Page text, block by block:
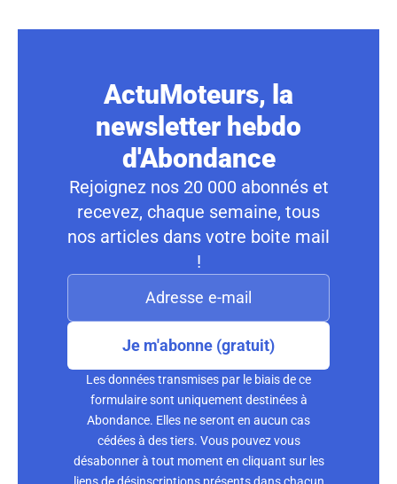
ActuMoteurs, la
newsletter hebdo
d'Abondance
Rejoignez nos 20 000 abonnés et
recevez, chaque semaine, tous
nos articles dans votre boite mail
!
Je m'abonne (gratuit)
Les données transmises par le biais de ce
formulaire sont uniquement destinées à
Abondance. Elles ne seront en aucun cas
cédées à des tiers. Vous pouvez vous
désabonner à tout moment en cliquant sur les
liens de désinscriptions présents dans chacun